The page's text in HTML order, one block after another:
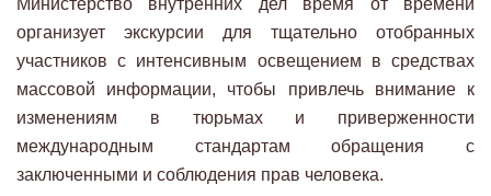
организует экскурсии для тщательно отобранных
участников с интенсивным освещением в средствах
массовой информации, чтобы привлечь внимание к
изменениям в тюрьмах и приверженности
международным стандартам обращения с
заключенными и соблюдения прав человека.